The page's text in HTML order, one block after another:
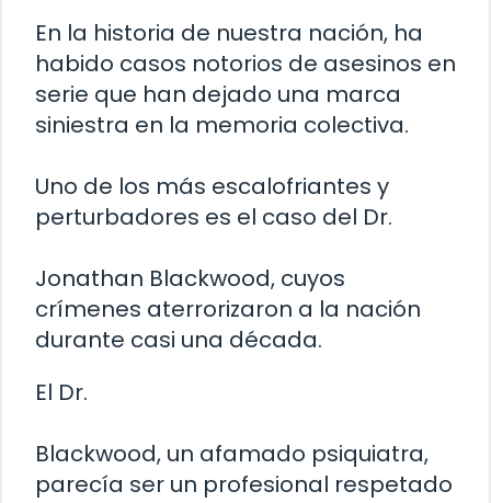
En la historia de nuestra nación, ha
habido casos notorios de asesinos en
serie que han dejado una marca
siniestra en la memoria colectiva.
Uno de los más escalofriantes y
perturbadores es el caso del Dr.
Jonathan Blackwood, cuyos
crímenes aterrorizaron a la nación
durante casi una década.
El Dr.
Blackwood, un afamado psiquiatra,
parecía ser un profesional respetado